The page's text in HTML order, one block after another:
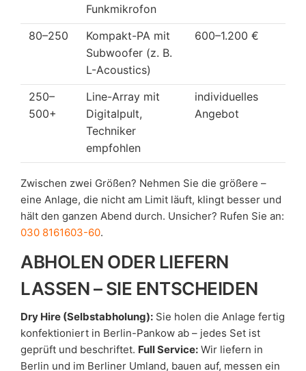
Funkmikrofon
80–250
Kompakt-PA mit
Subwoofer (z. B.
L-Acoustics)
600–1.200 €
250–
500+
Line-Array mit
Digitalpult,
Techniker
empfohlen
individuelles
Angebot
Zwischen zwei Größen? Nehmen Sie die größere –
eine Anlage, die nicht am Limit läuft, klingt besser und
hält den ganzen Abend durch. Unsicher? Rufen Sie an:
030 8161603-60.
ABHOLEN ODER LIEFERN
LASSEN – SIE ENTSCHEIDEN
Dry Hire (Selbstabholung): Sie holen die Anlage fertig
konfektioniert in Berlin-Pankow ab – jedes Set ist
geprüft und beschriftet. Full Service: Wir liefern in
Berlin und im Berliner Umland, bauen auf, messen ein